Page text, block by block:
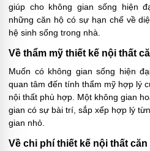
giúp cho không gian sống hiện
những căn hộ có sự hạn chế về
hệ sinh sống trong nhà.
Về thẩm mỹ thiết kế nội thất
Muốn có không gian sống hiện
quan tâm đến tính thẩm mỹ hợp lý
nội thất phù hợp. Một không gian
gian có sự bài trí, sắp xếp hợp lý
gian nhỏ.
Về chi phí thiết kế nội thất căn